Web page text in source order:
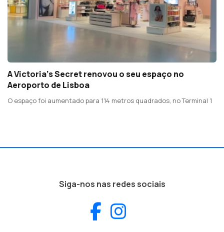
A Victoria’s Secret renovou o seu espaço no
Aeroporto de Lisboa
O espaço foi aumentado para 114 metros quadrados, no Terminal 1
Siga-nos nas redes sociais
Facebook